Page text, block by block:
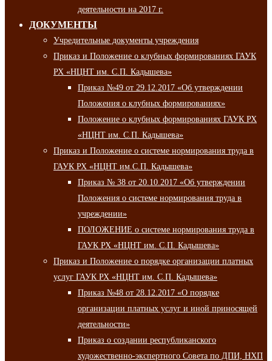
деятельности на 2017 г.
ДОКУМЕНТЫ
Учредительные документы учреждения
Приказ и Положение о клубных формированиях ГАУК
РХ «НЦНТ им. С.П. Кадышева»
Приказ №49 от 29.12.2017 «Об утверждении
Положения о клубных формированиях»
Положение о клубных формированиях ГАУК РХ
«НЦНТ им. С.П. Кадышева»
Приказ и Положение о системе нормирования труда в
ГАУК РХ «НЦНТ им.С.П. Кадышева»
Приказ № 38 от 20.10.2017 «Об утверждении
Положения о системе нормирования труда в
учреждении»
ПОЛОЖЕНИЕ о системе нормирования труда в
ГАУК РХ «НЦНТ им. С.П. Кадышева»
Приказ и Положение о порядке организации платных
услуг ГАУК РХ «НЦНТ им. С.П. Кадышева»
Приказ №48 от 28.12.2017 «О порядке
организации платных услуг и иной приносящей
деятельности»
Приказ о создании республиканского
художественно-экспертного Совета по ДПИ, НХП